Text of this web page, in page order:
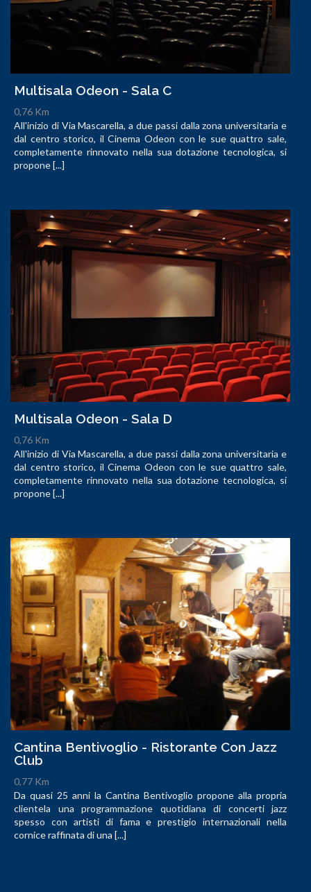
Multisala Odeon - Sala C
0,76 Km
All'inizio di Via Mascarella, a due passi dalla zona universitaria e
dal centro storico, il Cinema Odeon con le sue quattro sale,
completamente rinnovato nella sua dotazione tecnologica, si
propone [...]
Multisala Odeon - Sala D
0,76 Km
All'inizio di Via Mascarella, a due passi dalla zona universitaria e
dal centro storico, il Cinema Odeon con le sue quattro sale,
completamente rinnovato nella sua dotazione tecnologica, si
propone [...]
Cantina Bentivoglio - Ristorante Con Jazz
Club
0,77 Km
Da quasi 25 anni la Cantina Bentivoglio propone alla propria
clientela una programmazione quotidiana di concerti jazz
spesso con artisti di fama e prestigio internazionali nella
cornice raffinata di una [...]